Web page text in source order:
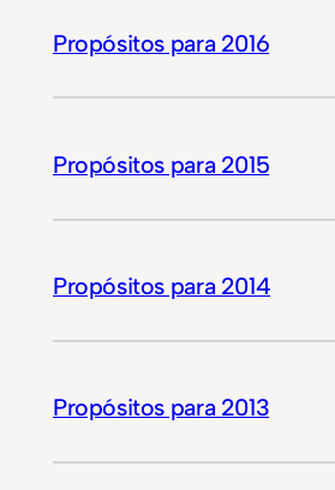
Propósitos para 2016
Propósitos para 2015
Propósitos para 2014
Propósitos para 2013